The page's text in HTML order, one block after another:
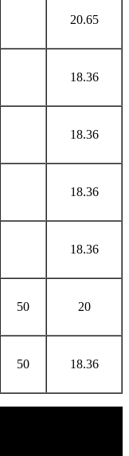
20.65
18.36
18.36
18.36
18.36
50 20
50 18.36